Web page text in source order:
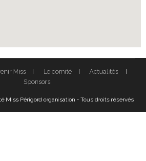
Miss Le comité
Actualités
Sponsors
Miss Périgord organisation - Tous droits réservés